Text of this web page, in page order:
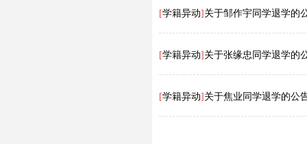
[学籍异动] 关于邹作宇同学退学的
[学籍异动] 关于张缘忠同学退学的
[学籍异动] 关于焦业同学退学的公